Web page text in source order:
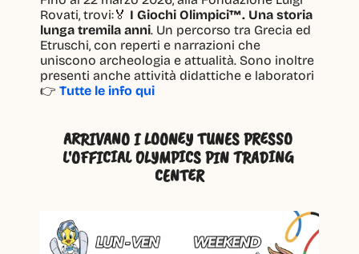
Rovati, trovi:🏅 I Giochi Olimpici™. Una storia
lunga tremila anni. Un percorso tra Grecia ed
Etruschi, con reperti e narrazioni che
uniscono archeologia e attualità. Sono inoltre
presenti anche attività didattiche e laboratori
👉 Tutte le info qui
ARRIVANO I LOONEY TUNES PRESSO
L'OFFICIAL OLYMPICS PIN TRADING
CENTER